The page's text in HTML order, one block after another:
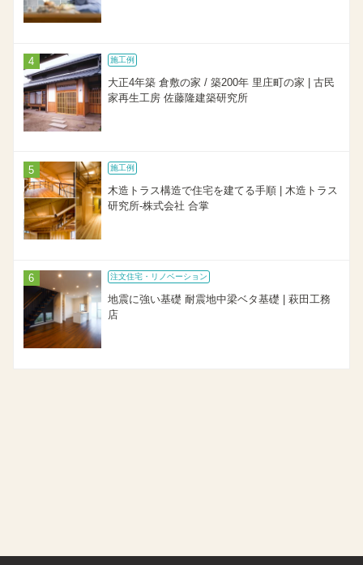
施工例
大正4年築 倉敷の家 / 築200年 里庄町の家 | 古民
家再生工房 佐藤隆建築研究所
施工例
木造トラス構造で住宅を建てる手順 | 木造トラス
研究所-株式会社 合掌
注文住宅・リノベーション
地震に強い基礎 耐震地中梁ベタ基礎 | 萩田工務
店